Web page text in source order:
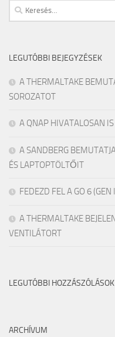
Keresés:
LEGUTÓBBI BEJEGYZÉSEK
A THERMALTAKE
SOROZATOT
A QNAP HIVATALOSAN
A SANDBERG
ÉS LAPTOPTÖLTŐIT
FEDEZD FEL A GO 6
A THERMALTAKE
VENTILÁTORT
LEGUTÓBBI HOZZÁSZÓLÁSOK
ARCHÍVUM